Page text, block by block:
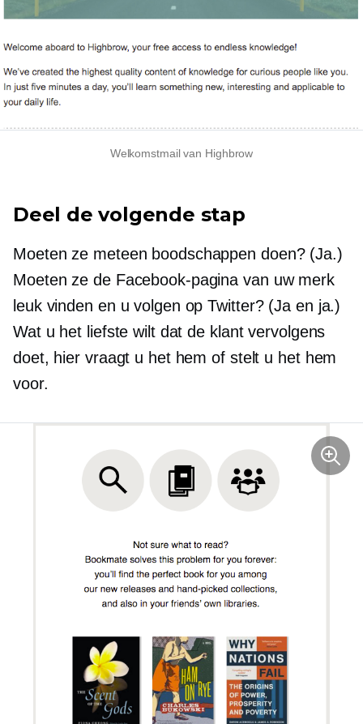
Welkomstmail van Highbrow
Deel de volgende stap
Moeten ze meteen boodschappen doen? (Ja.)
Moeten ze de Facebook-pagina van uw merk
leuk vinden en u volgen op Twitter? (Ja en ja.)
Wat u het liefste wilt dat de klant vervolgens
doet, hier vraagt ​​u het hem of stelt u het hem
voor.